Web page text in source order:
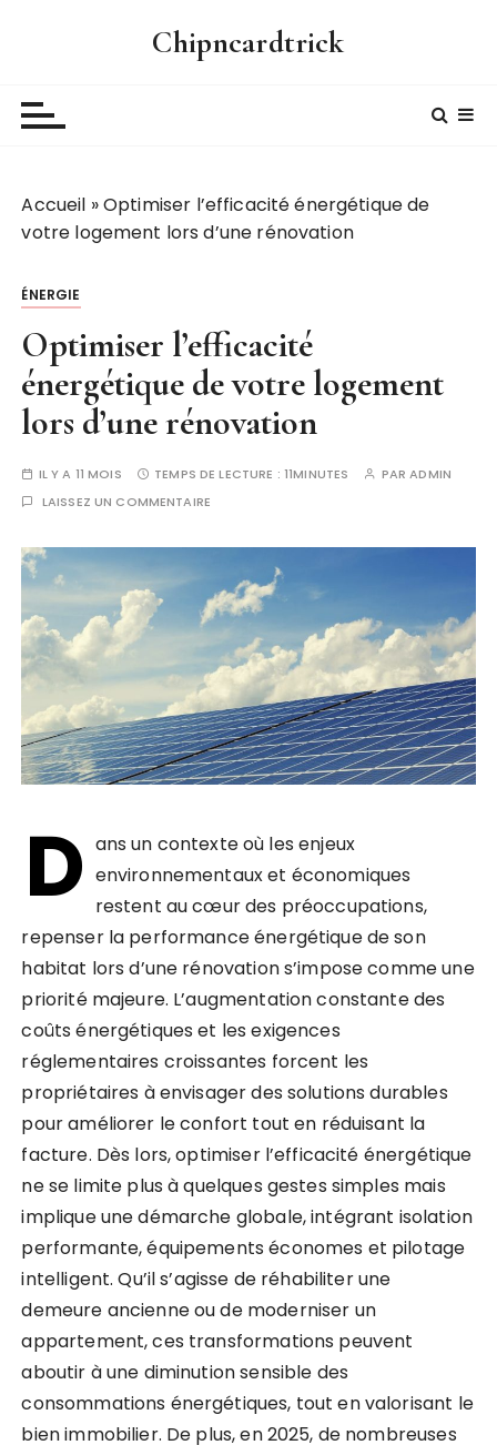
Chipncardtrick
Accueil »Optimiser l’efficacité énergétique de
votre logement lors d’une rénovation
ÉNERGIE
Optimiser l’efficacité
énergétique de votre logement
lors d’une rénovation
IL Y A 11 MOIS TEMPS DE LECTURE : 11MINUTES PARADMIN
LAISSEZ UN COMMENTAIRE
D ans un contexte où les enjeux
environnementaux et économiques
restent au cœur des préoccupations,
repenser la performance énergétique de son
habitat lors d’une rénovation s’impose comme une
priorité majeure. L’augmentation constante des
coûts énergétiques et les exigences
réglementaires croissantes forcent les
propriétaires à envisager des solutions durables
pour améliorer le confort tout en réduisant la
facture. Dès lors, optimiser l’efficacité énergétique
ne se limite plus à quelques gestes simples mais
implique une démarche globale, intégrant isolation
performante, équipements économes et pilotage
intelligent. Qu’il s’agisse de réhabiliter une
demeure ancienne ou de moderniser un
appartement, ces transformations peuvent
aboutir à une diminution sensible des
consommations énergétiques, tout en valorisant le
bien immobilier. De plus, en 2025, de nombreuses